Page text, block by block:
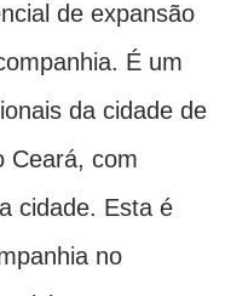
de expansão
É um
da cidade de
Ceará, com
cidade. Esta é
no